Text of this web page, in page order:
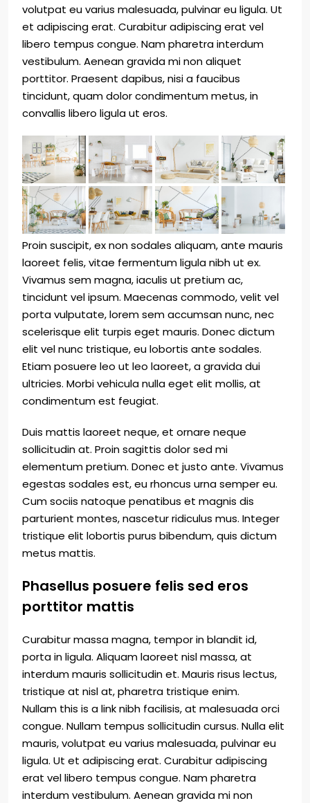
volutpat eu varius malesuada, pulvinar eu ligula. Ut
et adipiscing erat. Curabitur adipiscing erat vel
libero tempus congue. Nam pharetra interdum
vestibulum. Aenean gravida mi non aliquet
porttitor. Praesent dapibus, nisi a faucibus
tincidunt, quam dolor condimentum metus, in
convallis libero ligula ut eros.
Proin suscipit, ex non sodales aliquam, ante mauris
laoreet felis, vitae fermentum ligula nibh ut ex.
Vivamus sem magna, iaculis ut pretium ac,
tincidunt vel ipsum. Maecenas commodo, velit vel
porta vulputate, lorem sem accumsan nunc, nec
scelerisque elit turpis eget mauris. Donec dictum
elit vel nunc tristique, eu lobortis ante sodales.
Etiam posuere leo ut leo laoreet, a gravida dui
ultricies. Morbi vehicula nulla eget elit mollis, at
condimentum est feugiat.
Duis mattis laoreet neque, et ornare neque
sollicitudin at. Proin sagittis dolor sed mi
elementum pretium. Donec et justo ante. Vivamus
egestas sodales est, eu rhoncus urna semper eu.
Cum sociis natoque penatibus et magnis dis
parturient montes, nascetur ridiculus mus. Integer
tristique elit lobortis purus bibendum, quis dictum
metus mattis.
Phasellus posuere felis sed eros
porttitor mattis
Curabitur massa magna, tempor in blandit id,
porta in ligula. Aliquam laoreet nisl massa, at
interdum mauris sollicitudin et. Mauris risus lectus,
tristique at nisl at, pharetra tristique enim.
Nullam this is a link nibh facilisis, at malesuada orci
congue. Nullam tempus sollicitudin cursus. Nulla elit
mauris, volutpat eu varius malesuada, pulvinar eu
ligula. Ut et adipiscing erat. Curabitur adipiscing
erat vel libero tempus congue. Nam pharetra
interdum vestibulum. Aenean gravida mi non